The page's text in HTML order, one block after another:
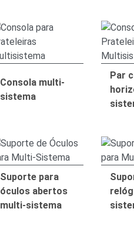
Consola multi-
sistema
Par
Suporte para
óculos abertos
multi-sistema